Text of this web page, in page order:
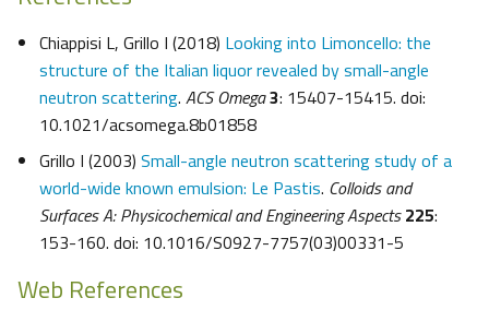
Chiappisi L, Grillo I (2018) Looking into Limoncello: the
structure of the Italian liquor revealed by small-angle
neutron scattering. ACS Omega3: 15407-15415. doi:
10.1021/acsomega.8b01858
Grillo I (2003) Small-angle neutron scattering study of a
world-wide known emulsion: Le Pastis. Colloids and
Surfaces A: Physicochemical and Engineering Aspects 225:
153-160. doi: 10.1016/S0927-7757(03)00331-5
Web References